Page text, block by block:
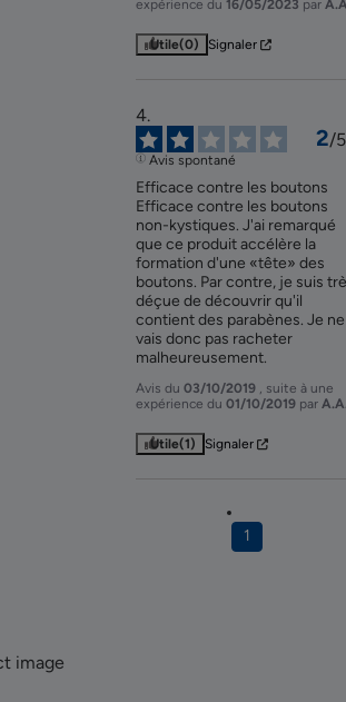
expérience du 16/05/2023 par
Utile(0) Signaler
2/5
Avis spontané
Efficace contre les boutons
Efficace contre les boutons
non-kystiques. J'ai remarqué
que ce produit accélère la
formation d'une «tête» des
boutons. Par contre, je suis
déçue de découvrir qu'il
contient des parabènes. Je ne
vais donc pas racheter
malheureusement.
Avis du 03/10/2019 , suite à une
expérience du 01/10/2019 par
Utile(1) Signaler
1